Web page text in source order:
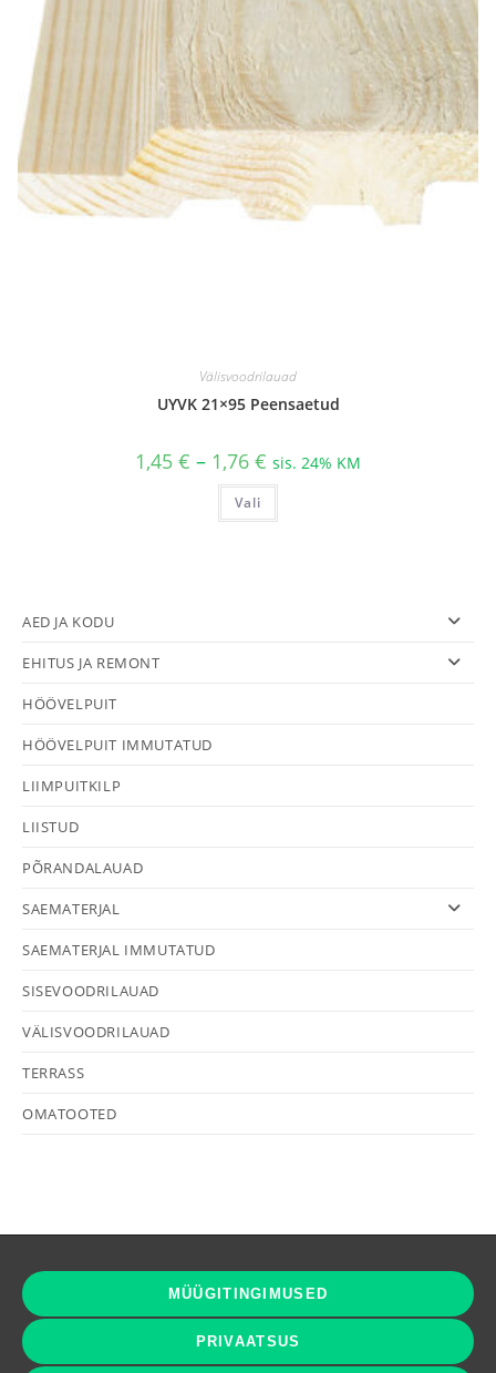
Välisvoodrilauad
UYVK 21×95 Peensaetud
1,45 € – 1,76 € Hinnavahemik:
1,45 €
kuni
sis. 24% KM
Vali
Sellel
on
AED JA KODU
EHITUS JA REMONT
HÖÖVELPUIT
HÖÖVELPUIT IMMUTATUD
LIIMPUITKILP
LIISTUD
PÕRANDALAUAD
SAEMATERJAL
SAEMATERJAL IMMUTATUD
SISEVOODRILAUAD
VÄLISVOODRILAUAD
TERRASS
OMATOOTED
MÜÜGITINGIMUSED
PRIVAATSUS